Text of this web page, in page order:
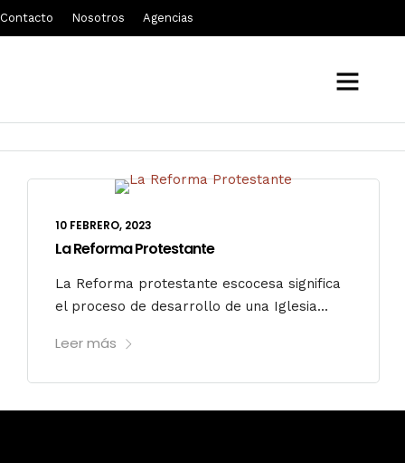
Contacto Nosotros Agencias
10 FEBRERO, 2023
La Reforma Protestante
La Reforma protestante escocesa significa
el proceso de desarrollo de una Iglesia...
Leer más